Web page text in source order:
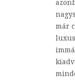
már